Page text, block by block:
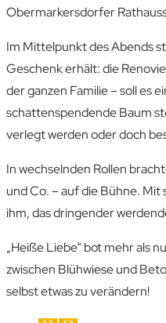
Obermarkersdorfer
Im Mittelpunkt des Abends
Geschenk erhält: die
der ganzen Familie – soll es
schattenspendende Baum
verlegt werden oder doch
In wechselnden Rollen
und Co. – auf die Bühne.
ihm, das dringender
„Heiße Liebe“ bot mehr als
zwischen Blühwiese und
selbst etwas zu verändern!